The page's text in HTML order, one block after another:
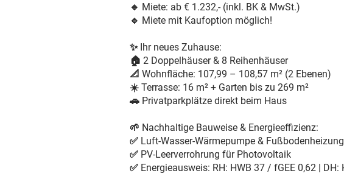
🔹 Miete: ab € 1.232,-(inkl. BK & MwSt.)
🔹 Miete mit Kaufoption möglich!
✨ Ihr neues Zuhause:
🏠 2 Doppelhäuser & 8 Reihenhäuser
📐 Wohnfläche: 107,99 – 108,57 m² (2 Ebenen)
☀️ Terrasse: 16 m² + Garten bis zu 269 m²
🚗 Privatparkplätze direkt beim Haus
🌱 Nachhaltige Bauweise & Energieeffizienz:
✅ Luft-Wasser-Wärmepumpe & Fußbodenheizung
✅ PV-Leerverrohrung für Photovoltaik
✅ Energieausweis: RH: HWB 37 / fGEE 0,62 | DH: